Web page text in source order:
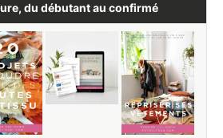
du débutant au confirmé